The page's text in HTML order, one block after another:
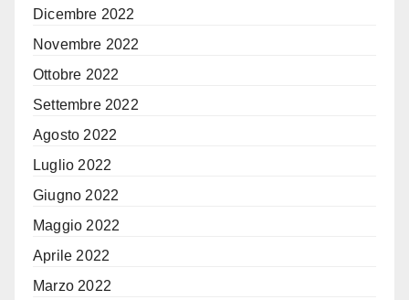
Dicembre 2022
Novembre 2022
Ottobre 2022
Settembre 2022
Agosto 2022
Luglio 2022
Giugno 2022
Maggio 2022
Aprile 2022
Marzo 2022